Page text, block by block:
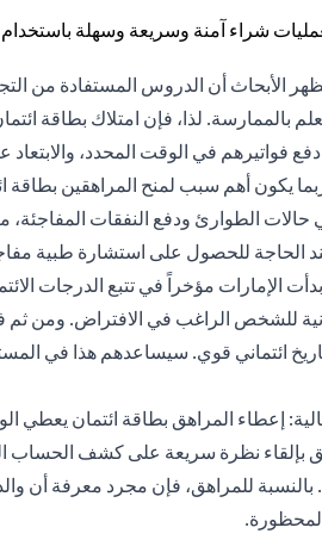
تظهر الأبحاث أن الدروس المستفادة من
بالممارسة. لذا، فإن امتلاك بطاقة
فواتيرهم في الوقت المحدد، والابتعاد
يكون أهم سبب لمنح المراهقين بطاقة
حالات الطوارئ ودفع النفقات
الحاجة للحصول على استشارة طبية
بدأت الإمارات مؤخراً في تتبع الدرجات
للشخص الراغب في الافتراض. ومن ثم
ائتماني قوي. سيساعدهم هذا في
إعطاء المراهق بطاقة ائتمان يعطي
بإلقاء نظرة سريعة على كشف الحساب
للمراهق، فإن مجرد معرفة أن